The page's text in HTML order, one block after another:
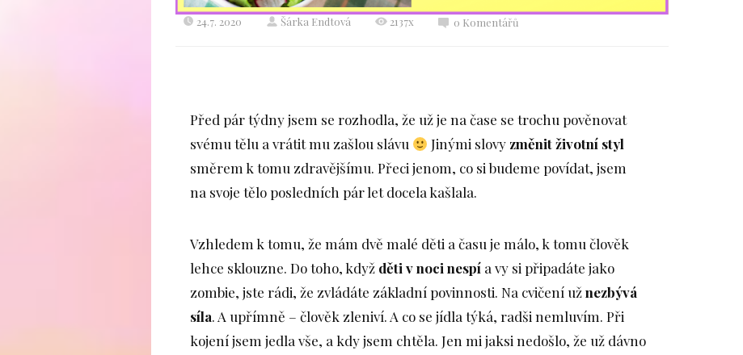
24.7. 2020 Šárka Endtová 2137x 0 Komentářů
Před pár týdny jsem se rozhodla, že už je na čase se trochu pověnovat
svému tělu a vrátit mu zašlou slávu
Jinými slovy změnit životní styl
směrem k tomu zdravějšímu. Přeci jenom, co si budeme povídat, jsem
na svoje tělo posledních pár let docela kašlala.
Vzhledem k tomu, že mám dvě malé děti a času je málo, k tomu člověk
lehce sklouzne. Do toho, když děti v noci nespí a vy si připadáte jako
zombie, jste rádi, že zvládáte základní povinnosti. Na cvičení užnezbývá
síla. A upřímně – člověk zleniví. A co se jídla týká, radši nemluvím. Při
kojení jsem jedla vše, a kdy jsem chtěla. Jen mi jaksi nedošlo, že už dávno